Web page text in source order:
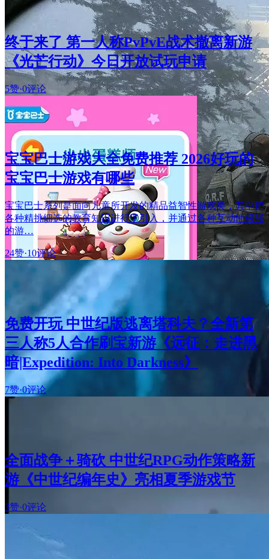
终于来了 第一人称PvPvE战术撤离新游
《光芒行动》今日开放试玩申请
5赞·0评论
宝宝巴士游戏大全免费推荐 2026好玩的
宝宝巴士游戏有哪些
宝宝巴士系列是面向儿童所开发的精品益智性游戏类，其中把
各种精挑细选的教育知识进行了引入，并通过各种互动性极强
的游…
24赞·10评论
免费开玩 中世纪版逃离塔科夫？全新第
三人称5人合作刷宝新游《远征：走进黑
暗|Expedition: Into Darkness》
7赞·0评论
全面战争＋骑砍 中世纪RPG动作策略新
游《中世纪编年史》亮相夏季游戏节
3赞·0评论